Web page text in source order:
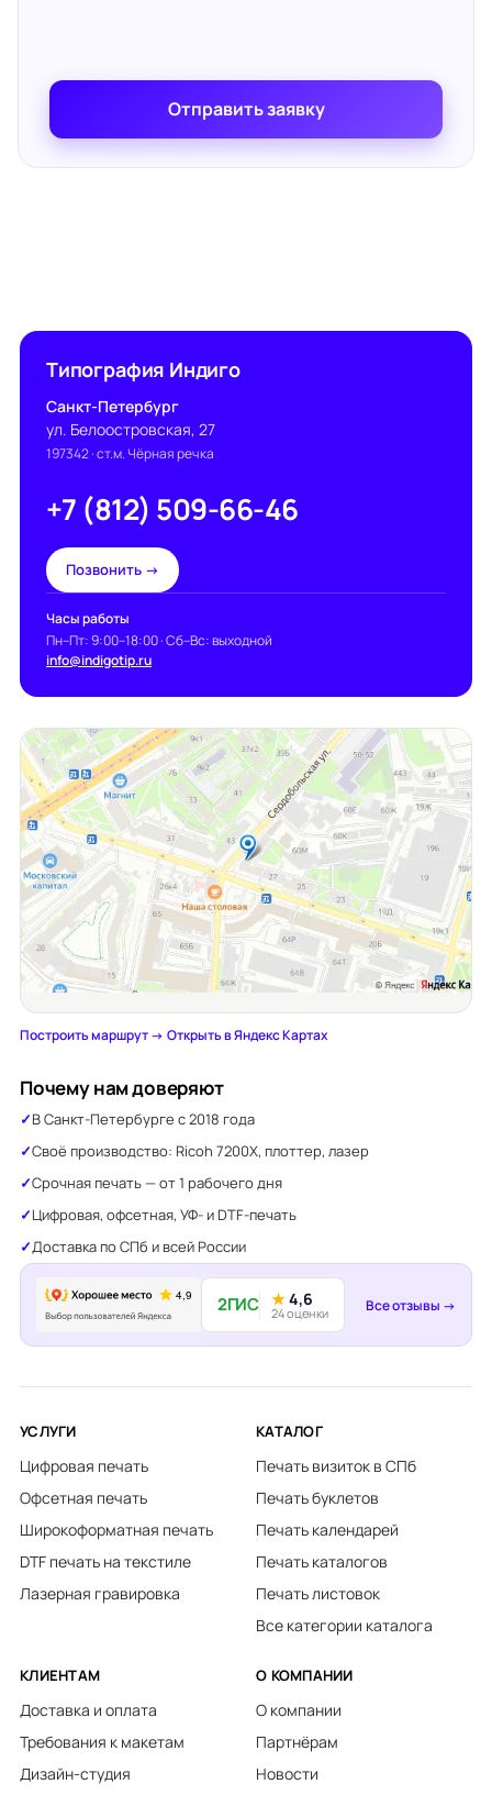
Отправить заявку
Типография Индиго
Санкт-Петербург
ул. Белоостровская, 27
197342· ст.м. Чёрная речка
+7 (812) 509-66-46
Позвонить →
Часы работы
Пн–Пт: 9:00–18:00 · Сб–Вс: выходной
info@indigotip.ru
Построить маршрут →·Открыть в Яндекс Картах
Почему нам доверяют
В Санкт-Петербурге с 2018 года
Своё производство: Ricoh 7200X, плоттер, лазер
Срочная печать — от 1 рабочего дня
Цифровая, офсетная, УФ- и DTF-печать
Доставка по СПб и всей России
2ГИС ★4,6
24 оценки Все отзывы →
УСЛУГИ
Цифровая печать
Офсетная печать
Широкоформатная печать
DTF печать на текстиле
Лазерная гравировка
КАТАЛОГ
Печать визиток в СПб
Печать буклетов
Печать календарей
Печать каталогов
Печать листовок
Все категории каталога
КЛИЕНТАМ
Доставка и оплата
Требования к макетам
Дизайн-студия
О КОМПАНИИ
О компании
Партнёрам
Новости